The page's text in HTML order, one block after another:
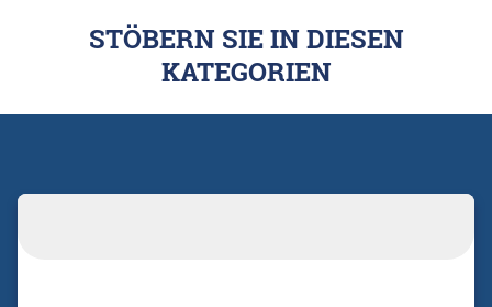
STÖBERN SIE IN DIESEN
KATEGORIEN